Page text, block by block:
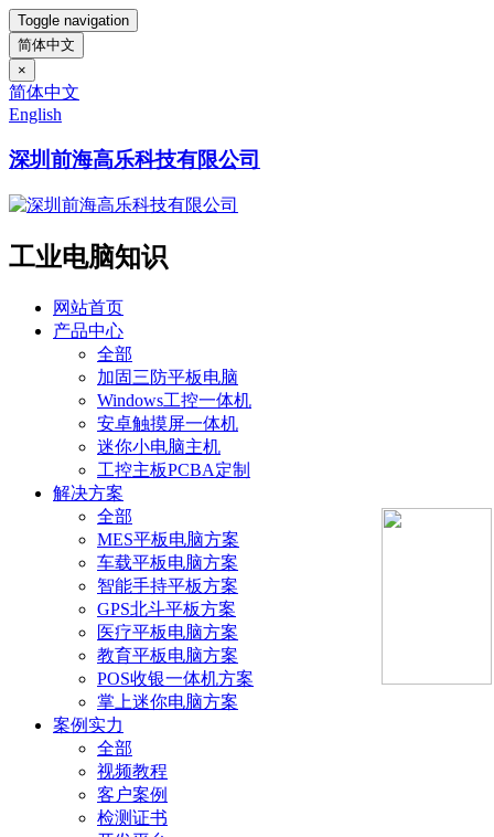
Toggle navigation
简体中文
×
简体中文
English
深圳前海高乐科技有限公司
工业电脑知识
网站首页
产品中心
全部
加固三防平板电脑
Windows工控一体机
安卓触摸屏一体机
迷你小电脑主机
工控主板PCBA定制
解决方案
全部
MES平板电脑方案
车载平板电脑方案
智能手持平板方案
GPS北斗平板方案
医疗平板电脑方案
教育平板电脑方案
POS收银一体机方案
掌上迷你电脑方案
案例实力
全部
视频教程
客户案例
检测证书